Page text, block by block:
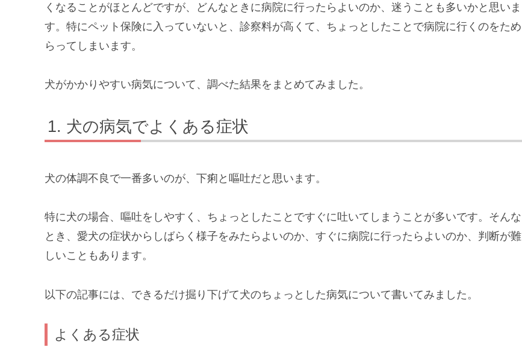
くなることがほとんどですが、どんなときに病院に行ったらよいのか、迷うことも多いかと思いま
す。特にペット保険に入っていないと、診察料が高くて、ちょっとしたことで病院に行くのをため
らってしまいます。
犬がかかりやすい病気について、調べた結果をまとめてみました。
犬の病気でよくある症状
犬の体調不良で一番多いのが、下痢と嘔吐だと思います。
特に犬の場合、嘔吐をしやすく、ちょっとしたことですぐに吐いてしまうことが多いです。そんな
とき、愛犬の症状からしばらく様子をみたらよいのか、すぐに病院に行ったらよいのか、判断が難
しいこともあります。
以下の記事には、できるだけ掘り下げて犬のちょっとした病気について書いてみました。
よくある症状